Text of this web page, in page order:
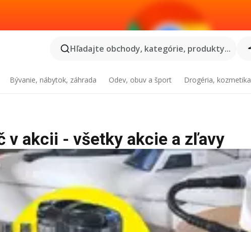
Hľadajte obchody, kategórie, produkty...
Bývanie, nábytok, záhrada Odev, obuv a šport Drogéria, kozmetika
v akcii - všetky akcie a zľavy